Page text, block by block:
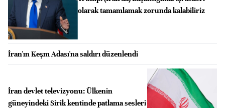
olarak tamamlamak zorunda kalabiliriz
İran'ın Keşm Adası'na saldırı düzenlendi
İran devlet televizyonu: Ülkenin
güneyindeki Sirik kentinde patlama sesleri